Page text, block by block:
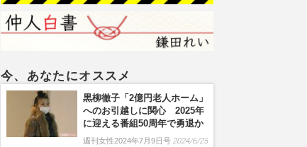
今、あなたにオススメ
黒柳徹子「2億円老人ホーム」
へのお引越しに関心 2025年
に迎える番組50周年で勇退か
週刊女性2024年7月9日号 2024/6/25